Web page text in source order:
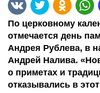
По церковному
отмечается день
Андрея Рублева, в
Андрей Налива.
о приметах и
отказывались в